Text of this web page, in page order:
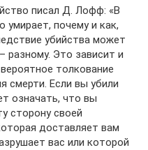
писал Д. Лофф: «В
умирает, почему и как,
убийства может
разному. Это зависит и
толкование
смерти. Если вы убили
означать, что вы
сторону своей
доставляет вам
вас или которой